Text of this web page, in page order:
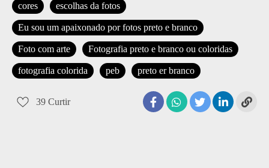
cores escolhas da fotos
Eu sou um apaixonado por fotos preto e branco
Foto com arte Fotografia preto e branco ou coloridas
fotografia colorida peb preto er branco
39 Curtir